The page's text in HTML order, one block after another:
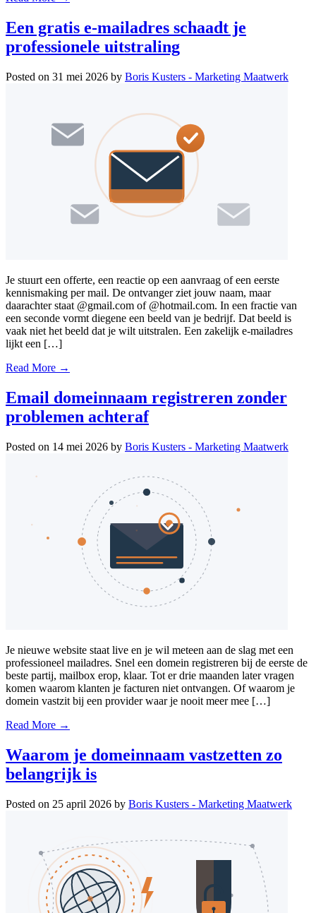
Een gratis e-mailadres schaadt je
professionele uitstraling
Posted on 31 mei 2026 by Boris Kusters - Marketing Maatwerk
Je stuurt een offerte, een reactie op een aanvraag of een eerste
kennismaking per mail. De ontvanger ziet jouw naam, maar
daarachter staat @gmail.com of @hotmail.com. In een fractie van
een seconde vormt diegene een beeld van je bedrijf. Dat beeld is
vaak niet het beeld dat je wilt uitstralen. Een zakelijk e-mailadres
lijkt een […]
Read More →
Email domeinnaam registreren zonder
problemen achteraf
Posted on 14 mei 2026 by Boris Kusters - Marketing Maatwerk
Je nieuwe website staat live en je wil meteen aan de slag met een
professioneel mailadres. Snel een domein registreren bij de eerste de
beste partij, mailbox erop, klaar. Tot er drie maanden later vragen
komen waarom klanten je facturen niet ontvangen. Of waarom je
domein vastzit bij een provider waar je nooit meer mee […]
Read More →
Waarom je domeinnaam vastzetten zo
belangrijk is
Posted on 25 april 2026 by Boris Kusters - Marketing Maatwerk